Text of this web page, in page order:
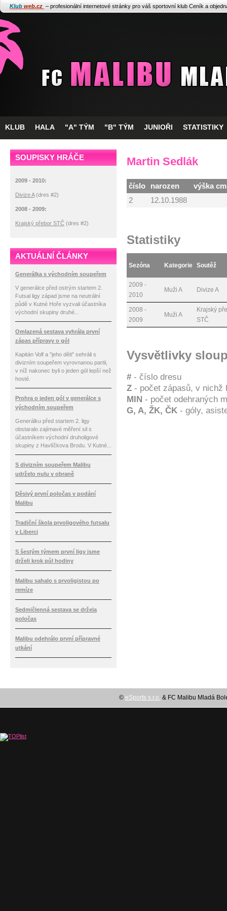
Klub web.cz – profesionální internetové stránky pro váš sportovní klub Ceník a
KLUB HALA "A" TÝM "B" TÝM JUNIOŘI STATISTIKY
Martin Sedlák
číslo narozen
výška cm
2
12.10.1988
Statistiky
Sezóna Kategorie Soutěž
2009 -
2010
Muži A Divize A
2008 -
2009
Muži A
Krajský
STČ
Vysvětlivky
# - číslo dresu
Z - počet zápasů, v nichž
MIN - počet odehraných
G, A, ŽK, ČK - góly,
SOUPISKY HRÁČE
2009 - 2010:
Divize A(dres #2)
2008 - 2009:
Krajský přebor STČ (dres #2)
AKTUÁLNÍ ČLÁNKY
Generálka s východním soupeřem
V generálce před ostrým startem 2.
Futsal ligy západ jsme na neutrální
půdě v Kutné Hoře vyzvali účastníka
východní skupiny druhé...
Omlazená sestava vyhrála první
zápas přípravy o gól
Kapitán Volf a "jeho děti" sehráli s
divizním soupeřem vyrovnanou partii,
v níž nakonec byli o jeden gól lepší než
hosté.
Prohra o jeden gól v generálce s
východním soupeřem
Generálku před startem 2. ligy
obstaralo zajímavé měření sil s
účastníkem východní druholigové
skupiny z Havlíčkova Brodu. V Kutné...
S divizním soupeřem Malibu
udrželo nulu v obraně
Děsivý první poločas v podání
Malibu
Tradiční škola prvoligového futsalu
v Liberci
S šestým týmem první ligy jsme
drželi krok půl hodiny
Malibu sahalo s prvoligistou po
remíze
Sedmičlenná sestava se držela
poločas
Malibu odehrálo první přípravné
utkání
© eSports s.r.o. & FC Malibu Mladá